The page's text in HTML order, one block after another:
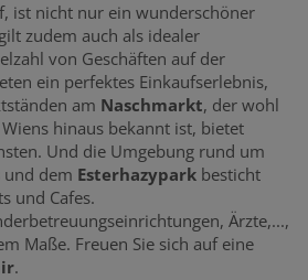
ist nicht nur ein wunderschöner
zudem auch als idealer
von Geschäften auf der
ein perfektes Einkaufserlebnis,
am Naschmarkt, der wohl
hinaus bekannt ist, bietet
Und die Umgebung rund um
und dem Esterhazypark besticht
und Cafes.
Ärzte,...,
Maße. Freuen Sie sich auf eine
.